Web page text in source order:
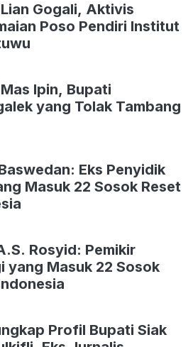
Gogali, Aktivis
Poso Pendiri Institut
Ipin, Bupati
yang Tolak Tambang
Eks Penyidik
Masuk 22 Sosok Reset
Rosyid: Pemikir
yang Masuk 22 Sosok
Profil Bupati Siak